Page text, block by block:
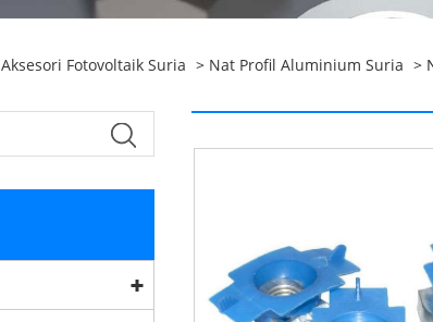
Aksesori Fotovoltaik Suria > Nat Profil Aluminium Suria >